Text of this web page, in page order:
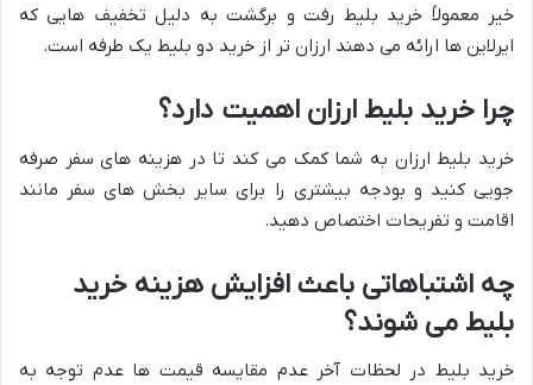
خیر معمولاً خرید بلیط رفت و برگشت به دلیل تخفیف هایی که
ایرلاین ها ارائه می دهند ارزان تر از خرید دو بلیط یک طرفه است.
چرا خرید بلیط ارزان اهمیت دارد؟
خرید بلیط ارزان به شما کمک می کند تا در هزینه های سفر صرفه
جویی کنید و بودجه بیشتری را برای سایر بخش های سفر مانند
اقامت و تفریحات اختصاص دهید.
چه اشتباهاتی باعث افزایش هزینه خرید
بلیط می شوند؟
خرید بلیط در لحظات آخر عدم مقایسه قیمت ها عدم توجه به